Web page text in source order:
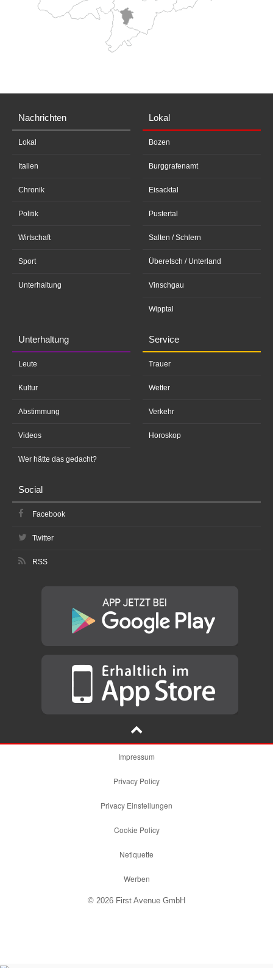
Nachrichten
Lokal
Italien
Chronik
Politik
Wirtschaft
Sport
Unterhaltung
Lokal
Bozen
Burggrafenamt
Eisacktal
Pustertal
Salten / Schlern
Überetsch / Unterland
Vinschgau
Wipptal
Unterhaltung
Leute
Kultur
Abstimmung
Videos
Wer hätte das gedacht?
Service
Trauer
Wetter
Verkehr
Horoskop
Social
Facebook
Twitter
RSS
Impressum
Privacy Policy
Privacy Einstellungen
Cookie Policy
Netiquette
Werben
© 2026 First Avenue GmbH